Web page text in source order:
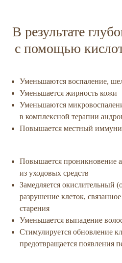
В результате
с помощью
Уменьшаются воспаление,
Уменьшается жирность кожи
Уменьшаются
в комплексной терапии
Повышается местный
Повышается проникновение
из уходовых средств
Замедляется окислительный
разрушение клеток,
старения
Уменьшается выпадение
Стимулируется обновление
предотвращается появления